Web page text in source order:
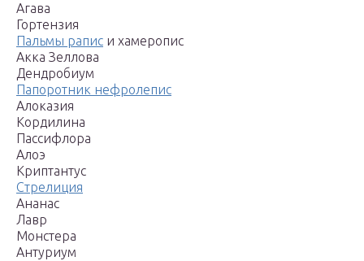
Агава
Гортензия
Пальмы рапис и хамеропис
Акка Зеллова
Дендробиум
Папоротник нефролепис
Алоказия
Кордилина
Пассифлора
Алоэ
Криптантус
Стрелиция
Ананас
Лавр
Монстера
Антуриум